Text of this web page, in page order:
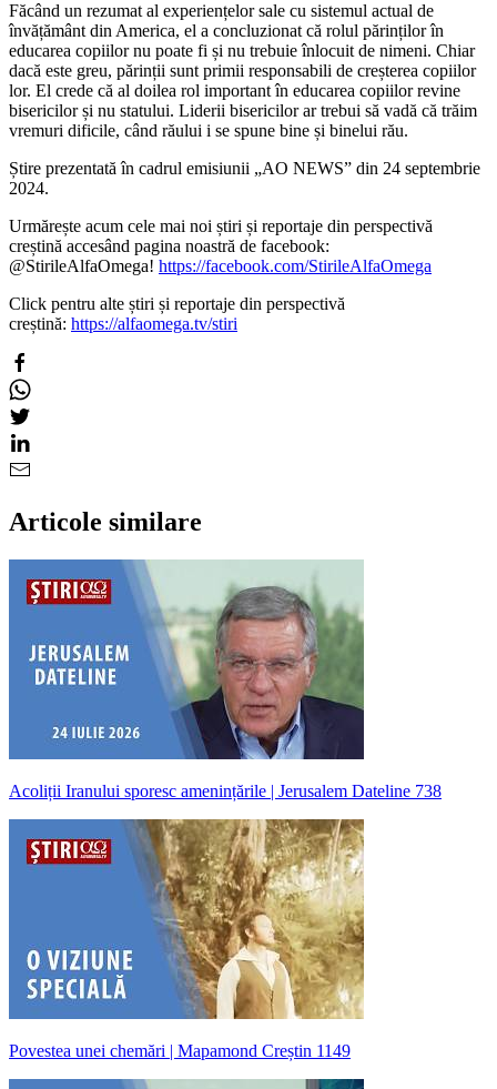
Făcând un rezumat al experiențelor sale cu sistemul actual de
învățământ din America, el a concluzionat că rolul părinților în
educarea copiilor nu poate fi și nu trebuie înlocuit de nimeni. Chiar
dacă este greu, părinții sunt primii responsabili de creșterea copiilor
lor. El crede că al doilea rol important în educarea copiilor revine
bisericilor și nu statului. Liderii bisericilor ar trebui să vadă că trăim
vremuri dificile, când răului i se spune bine și binelui rău.
Știre prezentată în cadrul emisiunii „AO NEWS” din 24 septembrie
2024.
Urmărește acum cele mai noi știri și reportaje din perspectivă
creștină accesând pagina noastră de facebook:
@StirileAlfaOmega! https://facebook.com/StirileAlfaOmega
Click pentru alte știri și reportaje din perspectivă
creștină: https://alfaomega.tv/stiri
Articole similare
Acoliții Iranului sporesc amenințările | Jerusalem Dateline 738
Povestea unei chemări | Mapamond Creștin 1149